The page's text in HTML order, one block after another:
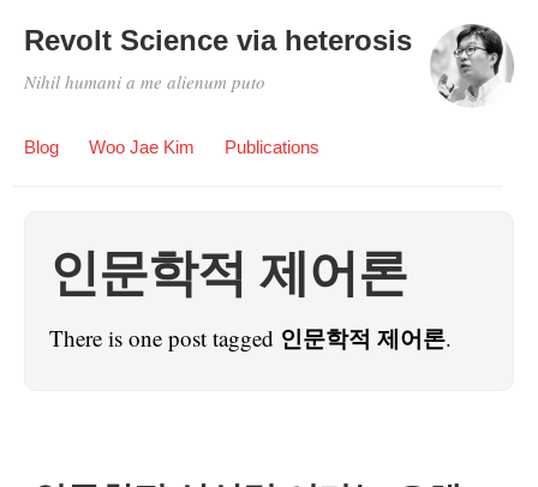
Revolt Science via heterosis
Nihil humani a me alienum puto
Blog Woo Jae Kim Publications
인문학적 제어론
There is one post tagged 인문학적 제어론.